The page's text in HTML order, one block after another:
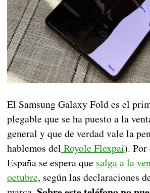
El Samsung Galaxy Fold es el
plegable que se ha puesto a la
general y que de verdad vale la
hablemos del Royole Flexpai). Por
España se espera que salga a la
octubre, según las declaraciones